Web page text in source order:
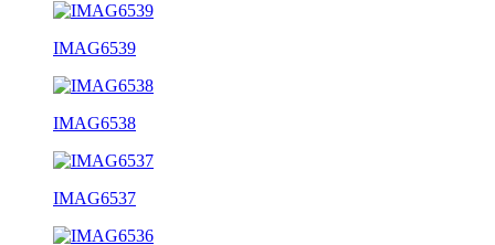
IMAG6539
IMAG6538
IMAG6537